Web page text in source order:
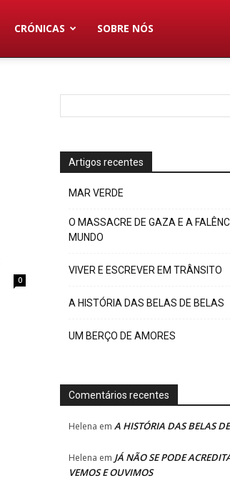
CRÓNICAS SOBRE NÓS
0
Artigos recentes
MAR VERDE
O MASSACRE DE GAZA E A
MUNDO
VIVER E ESCREVER EM TRÂNSITO
A HISTÓRIA DAS BELAS DE BELAS
UM BERÇO DE AMORES
Comentários recentes
Helena em A HISTÓRIA DAS BELAS
Helena em JÁ NÃO SE PODE
VEMOS E OUVIMOS